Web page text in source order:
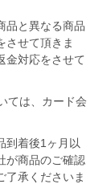
品と異なる商品
させて頂きま
金対応をさせて
ては、カード会
到着後1ヶ月以
が商品のご確認
了承くださいま